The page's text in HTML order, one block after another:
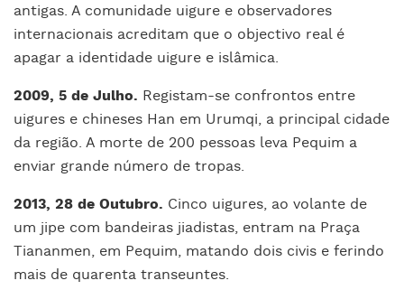
antigas. A comunidade uigure e observadores
internacionais acreditam que o objectivo real é
apagar a identidade uigure e islâmica.
2009, 5 de Julho. Registam-se confrontos entre
uigures e chineses Han em Urumqi, a principal cidade
da região. A morte de 200 pessoas leva Pequim a
enviar grande número de tropas.
2013, 28 de Outubro. Cinco uigures, ao volante de
um jipe com bandeiras jiadistas, entram na Praça
Tiananmen, em Pequim, matando dois civis e ferindo
mais de quarenta transeuntes.